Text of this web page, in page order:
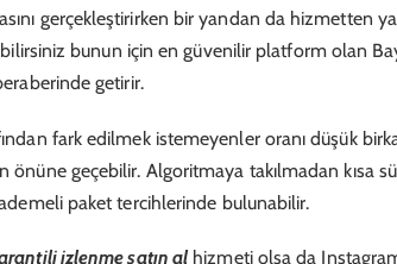
gerçekleştirirken bir yandan da hizmetten
bunun için en güvenilir platform olan
getirir.
fark edilmek istemeyenler oranı düşük
önüne geçebilir. Algoritmaya takılmadan kısa
paket tercihlerinde bulunabilir.
izlenme satın al hizmeti olsa da